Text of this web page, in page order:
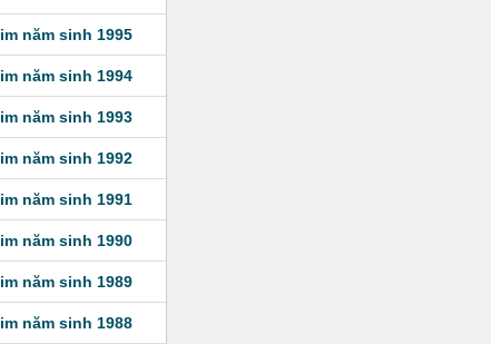
năm sinh 1995
năm sinh 1994
năm sinh 1993
năm sinh 1992
năm sinh 1991
năm sinh 1990
năm sinh 1989
năm sinh 1988